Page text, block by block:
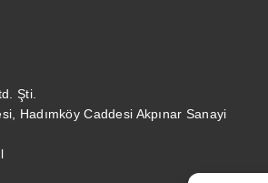
Şti.
Hadımköy Caddesi Akpınar Sanayi